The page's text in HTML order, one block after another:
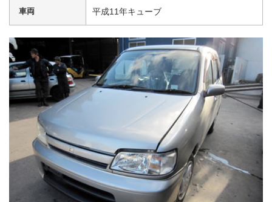
車両 平成11年キューブ